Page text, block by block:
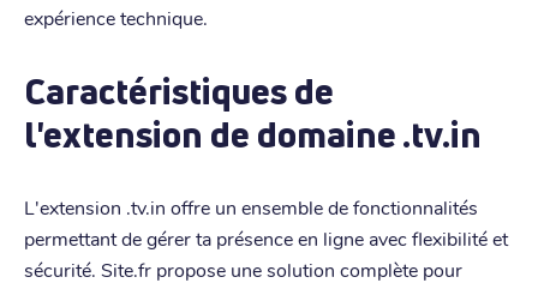
expérience technique.
Caractéristiques de
l'extension de domaine .tv.in
L'extension .tv.in offre un ensemble de fonctionnalités
permettant de gérer ta présence en ligne avec flexibilité et
sécurité. Site.fr propose une solution complète pour